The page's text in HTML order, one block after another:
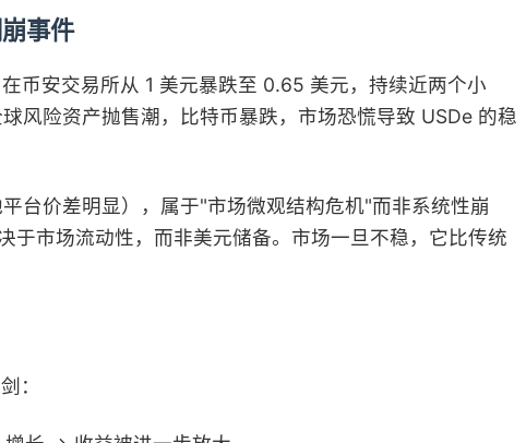
事件
币安交易所从 1 美元暴跌至 0.65 美元，持续近两个小
风险资产抛售潮，比特币暴跌，市场恐慌导致 USDe 的稳
台价差明显），属于"市场微观结构危机"而非系统性崩
于市场流动性，而非美元储备。市场一旦不稳，它比传统
：